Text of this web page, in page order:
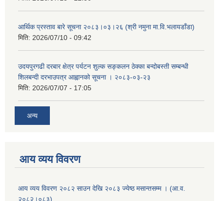
आर्थिक प्रस्ताव बारे सूचना २०८३।०३।२६ (श्री नमुना मा.वि.भलायडाँडा)
मिति: 2026/07/10 - 09:42
उदयपुरगढी दरबार क्षेत्र पर्यटन शुल्क सङ्कलन ठेक्का बन्दोबस्ती सम्बन्धी
शिलबन्दी दरभाउपत्र आह्वानको सूचना । २०८३-०३-२३
मिति: 2026/07/07 - 17:05
अन्य
आय व्यय विवरण
आय व्यय विवरण २०८२ साउन देखि २०८३ ज्येष्ठ मसान्तसम्म । (आ.व.
२०८२।०८३)